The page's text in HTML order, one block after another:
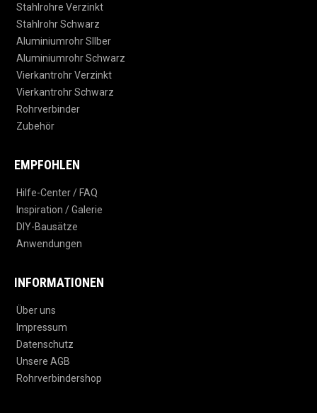
Stahlrohre Verzinkt
Stahlrohr Schwarz
Aluminiumrohr SIlber
Aluminiumrohr Schwarz
Vierkantrohr Verzinkt
Vierkantrohr Schwarz
Rohrverbinder
Zubehör
EMPFOHLEN
Hilfe-Center / FAQ
Inspiration / Galerie
DIY-Bausätze
Anwendungen
INFORMATIONEN
Über uns
Impressum
Datenschutz
Unsere AGB
Rohrverbindershop